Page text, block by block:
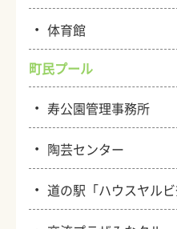
・体育館
町民プール
・ 寿公園管理事務所
・ 陶芸センター
・道の駅「ハウスヤルビ